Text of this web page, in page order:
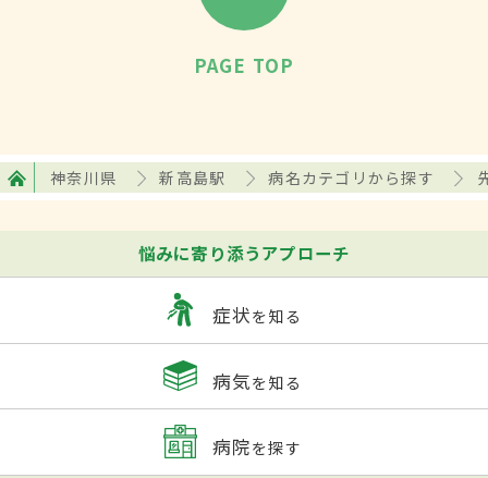
PAGE TOP
神奈川県 新高島駅 病名カテゴリから探す
悩みに寄り添うアプローチ
症状を知る
病気を知る
病院を探す